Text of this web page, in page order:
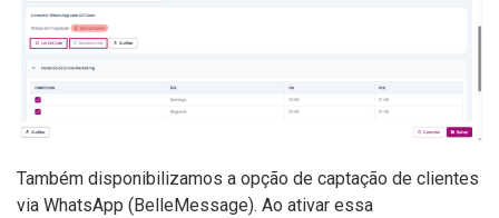
Também disponibilizamos a opção de captação de clientes
via WhatsApp (BelleMessage). Ao ativar essa